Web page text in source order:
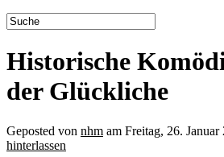
Historische
der Glückliche
Geposted von nhm am Freitag, 26. Januar
hinterlassen